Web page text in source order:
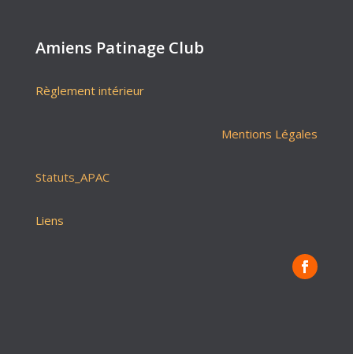
Amiens Patinage Club
Règlement intérieur
Mentions Légales
Statuts_APAC
Liens